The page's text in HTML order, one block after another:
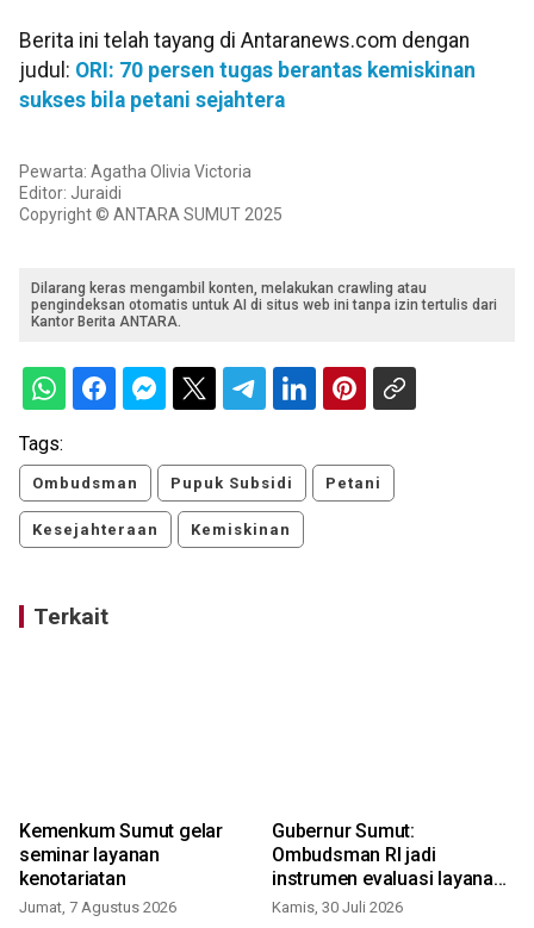
Berita ini telah tayang di Antaranews.com dengan
judul: ORI: 70 persen tugas berantas kemiskinan
sukses bila petani sejahtera
Pewarta: Agatha Olivia Victoria
Editor: Juraidi
Copyright © ANTARA SUMUT 2025
Dilarang keras mengambil konten, melakukan crawling atau
pengindeksan otomatis untuk AI di situs web ini tanpa izin tertulis dari
Kantor Berita ANTARA.
Tags:
Ombudsman Pupuk Subsidi Petani
Kesejahteraan Kemiskinan
Terkait
Kemenkum Sumut gelar
seminar layanan
kenotariatan
Jumat, 7 Agustus 2026
Gubernur Sumut:
Ombudsman RI jadi
instrumen evaluasi layanan
publik
Kamis, 30 Juli 2026